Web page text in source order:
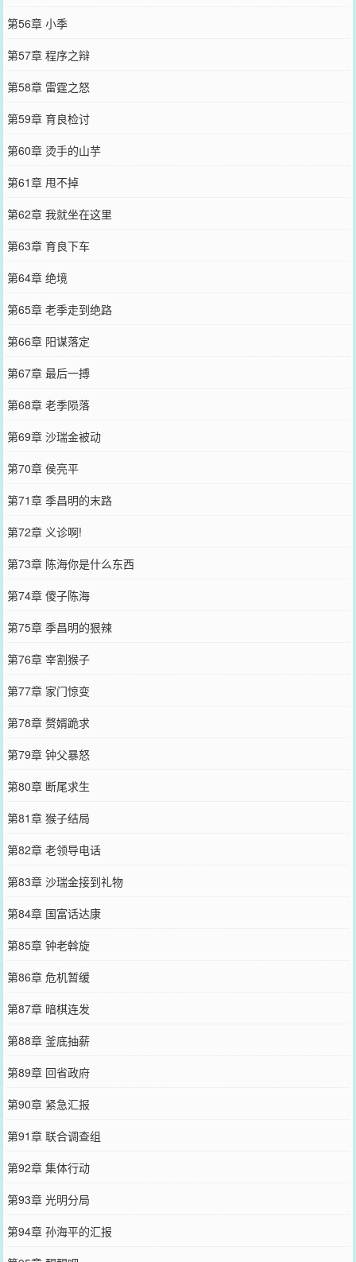
第56章 小季
第57章 程序之辩
第58章 雷霆之怒
第59章 育良检讨
第60章 烫手的山芋
第61章 甩不掉
第62章 我就坐在这里
第63章 育良下车
第64章 绝境
第65章 老季走到绝路
第66章 阳谋落定
第67章 最后一搏
第68章 老季陨落
第69章 沙瑞金被动
第70章 侯亮平
第71章 季昌明的末路
第72章 义诊啊!
第73章 陈海你是什么东西
第74章 傻子陈海
第75章 季昌明的狠辣
第76章 宰割猴子
第77章 家门惊变
第78章 赘婿跪求
第79章 钟父暴怒
第80章 断尾求生
第81章 猴子结局
第82章 老领导电话
第83章 沙瑞金接到礼物
第84章 国富话达康
第85章 钟老斡旋
第86章 危机暂缓
第87章 暗棋连发
第88章 釜底抽薪
第89章 回省政府
第90章 紧急汇报
第91章 联合调查组
第92章 集体行动
第93章 光明分局
第94章 孙海平的汇报